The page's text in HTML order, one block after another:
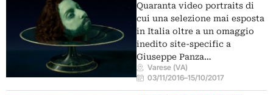
Quaranta video portraits di
cui una selezione mai esposta
in Italia oltre a un omaggio
inedito site-specific a
Giuseppe Panza…
Varese (VA)
03/11/2016–15/10/2017